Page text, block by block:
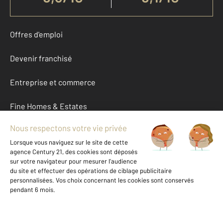
Offres d'emploi
Devenir franchisé
Entreprise et commerce
Fine Homes & Estates
À propos
International
Nous contacter